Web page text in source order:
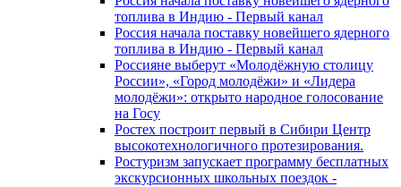
топлива в Индию - Первый канал
Россия начала поставку новейшего ядерного
топлива в Индию - Первый канал
Россияне выберут «Молодёжную столицу
России», «Город молодёжи» и «Лидера
молодёжи»: открыто народное голосование
на Госу
Ростех построит первый в Сибири Центр
высокотехнологичного протезирования.
Ростуризм запускает программу бесплатных
экскурсионных школьных поездок -